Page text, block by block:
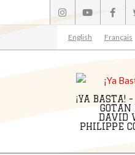
to
English Français
¡YA BASTA!
GOTAN
DAVID
PHILIPPE